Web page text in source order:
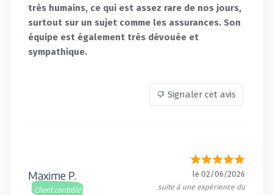
très humains, ce qui est assez rare de nos jours,
surtout sur un sujet comme les assurances. Son
équipe est également très dévouée et
sympathique.
Signaler cet avis
Maxime P.
Client contrôlé
le 02/06/2026
suite à une expérience du